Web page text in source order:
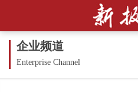
企业频道
Enterprise Channel